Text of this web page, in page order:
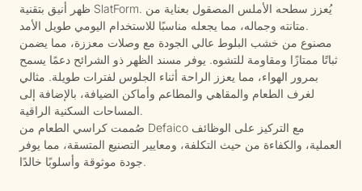
ظهر أنيق بتقنية SlatForm. يُعزز سطحه الأملس المصقول بعناية من
متانته وجماله، مما يجعله مناسبًا للاستخدام اليومي طويل الأمد.
مصنوع من خشب البلوط عالي الجودة مع وصلات معززة، مما يضمن
ثباتًا ممتازًا ومقاومة للتشوه. يوفر مسند الظهر ذو الشرائح دعمًا يسمح
بمرور الهواء، مما يعزز الراحة أثناء الجلوس لفترات طويلة. مثالي
لغرف الطعام والمقاهي والمطاعم وأماكن الضيافة، بالإضافة إلى
المساحات السكنية الراقية.
صُممت كراسي الطعام من Defaico مع التركيز على الوظائف
العملية، والكفاءة من حيث التكلفة، ومعايير التصنيع المتسقة، مما يوفر
جودة موثوقة وأسلوبًا خالدًا.